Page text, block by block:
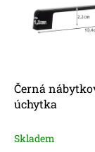
ů
d
u
Černá
úchytka
Skladem